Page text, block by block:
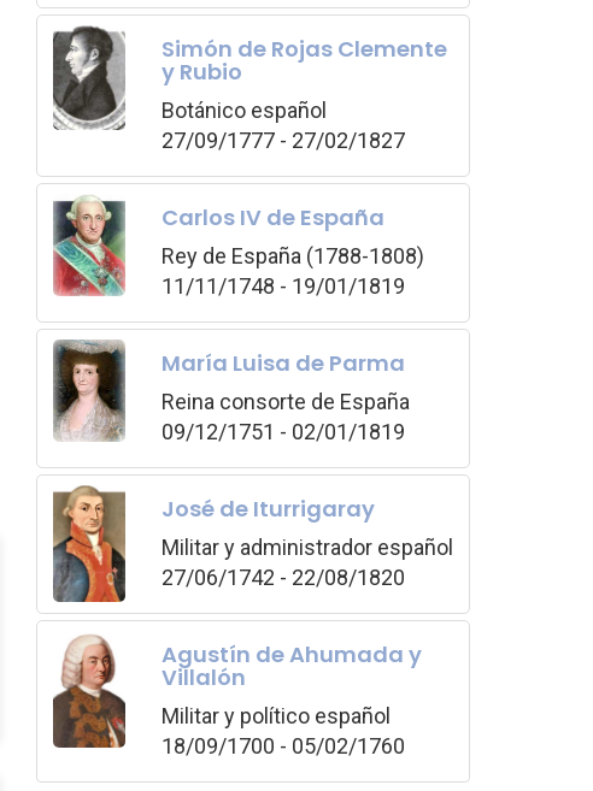
Simón de Rojas Clemente
y Rubio
Botánico español
27/09/1777 - 27/02/1827
Carlos IV de España
Rey de España (1788-1808)
11/11/1748 - 19/01/1819
María Luisa de Parma
Reina consorte de España
09/12/1751 - 02/01/1819
José de Iturrigaray
Militar y administrador español
27/06/1742 - 22/08/1820
Agustín de Ahumada y
Villalón
Militar y político español
18/09/1700 - 05/02/1760